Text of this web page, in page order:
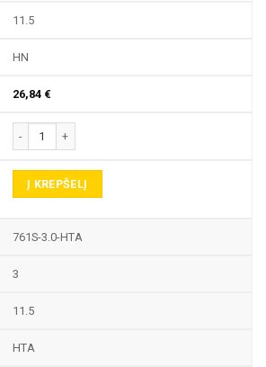
11.5
HN
26,84 €
produkto kiekis: 761S TEKINIMO PLOKŠTELĖ
Į KREPŠELĮ
761S-3.0-HTA
3
11.5
HTA